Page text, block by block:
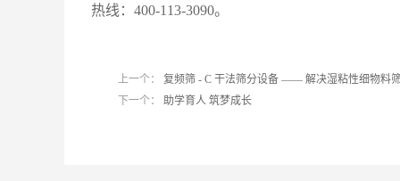
热线：400-113-3090。
上一个：
复频筛 - C 干法筛分设备 —— 解决湿粘性细物料
下一个：
助学育人 筑梦成长